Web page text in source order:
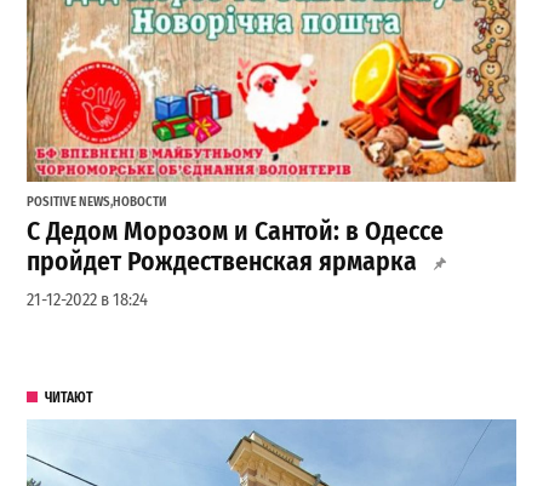
POSITIVE NEWS,НОВОСТИ
С Дедом Морозом и Сантой: в Одессе
пройдет Рождественская ярмарка
21-12-2022 в 18:24
ЧИТАЮТ